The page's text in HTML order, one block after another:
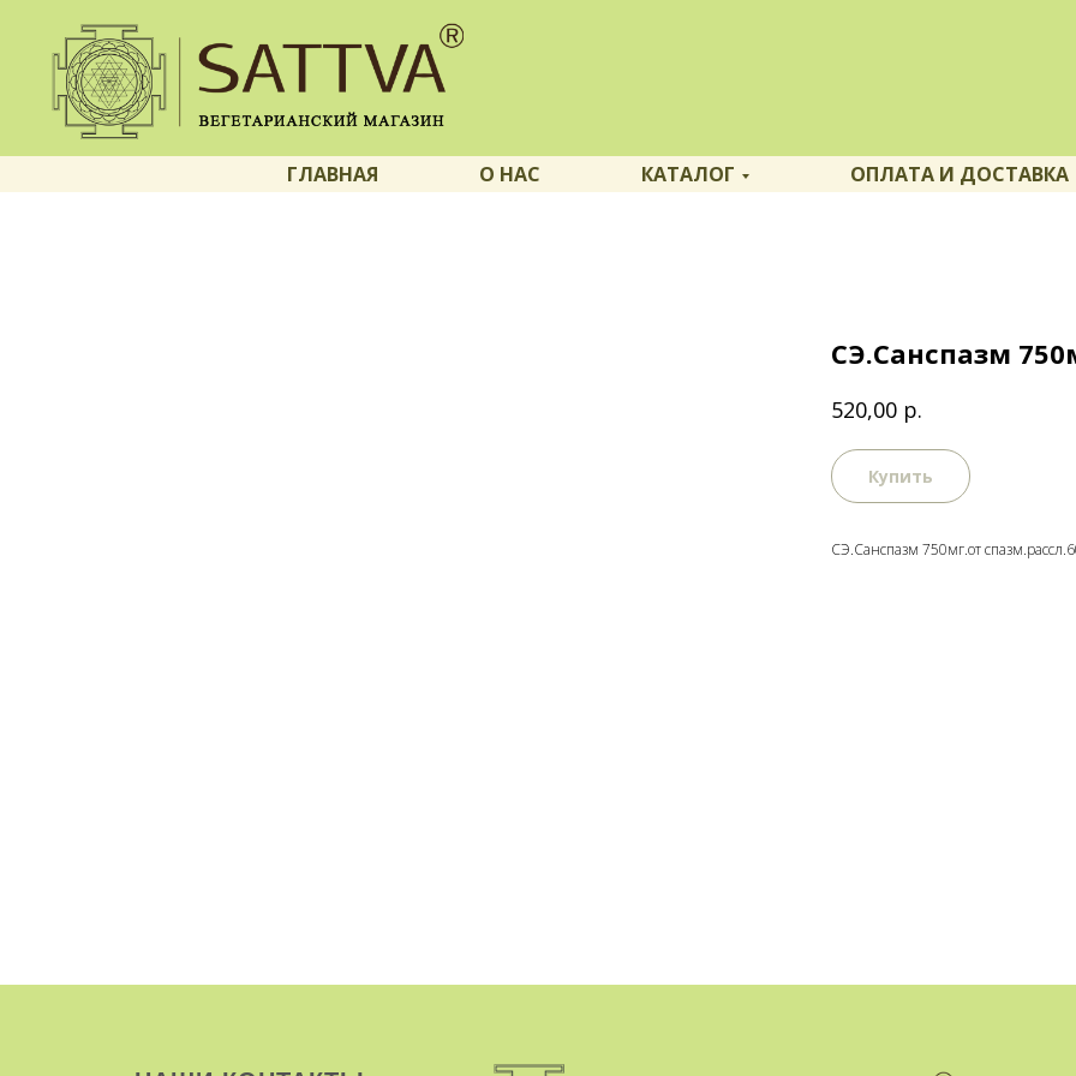
ГЛАВНАЯ О НАС КАТАЛОГ ОПЛАТА И ДОСТАВКА
СЭ.Санспазм
520,00 р.
Купить
СЭ.Санспазм 750мг.от